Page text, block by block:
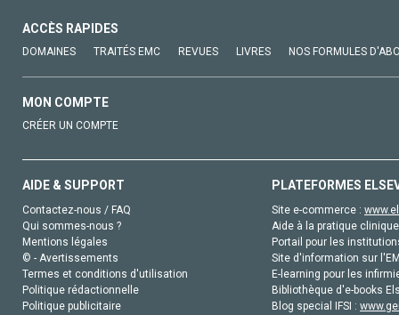
ACCÈS RAPIDES
DOMAINES TRAITÉS EMC REVUES LIVRES NOS FORMULES
MON COMPTE
CRÉER UN COMPTE
AIDE & SUPPORT
Contactez-nous / FAQ
Qui sommes-nous ?
Mentions légales
© - Avertissements
Termes et conditions d'utilisation
Politique rédactionnelle
Politique publicitaire
PLATEFORMES
Site e-commerce :
Aide à la pratique
Portail pour les
Site d'information sur
E-learning pour les
Bibliothèque d'e-books
Blog special IFSI :